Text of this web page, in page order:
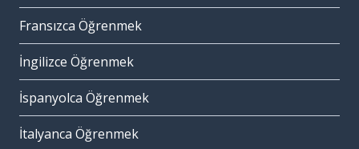
Fransızca Öğrenmek
İngilizce Öğrenmek
İspanyolca Öğrenmek
İtalyanca Öğrenmek